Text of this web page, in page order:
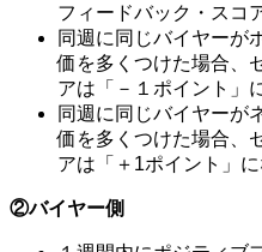
フィードバック・スコ
同週に同じバイヤーが
価を多くつけた場合、
アは「－１ポイント」
同週に同じバイヤーが
価を多くつけた場合、
アは「＋1ポイント」に
②バイヤー側